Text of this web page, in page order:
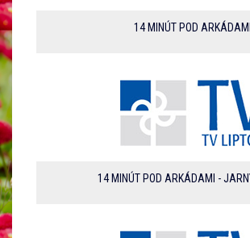
14 MINÚT POD ARKÁDAMI
14 MINÚT POD ARKÁDAMI -